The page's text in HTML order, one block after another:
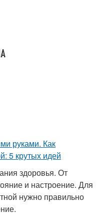
здоровья. От
и настроение. Для
нужно правильно